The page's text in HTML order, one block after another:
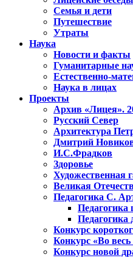
Семья и дети
Путешествие
Утраты
Наука
Новости и факты
Гуманитарные
Естественно-
Наука в лицах
Проекты
Архив «Лицея».
Русский Север
Архитектура
Дмитрий
И.С.Фрадков
Здоровье
Художественная
Великая
Педагогика С.
Педагогика
Конкурс
Конкурс «Во весь
Конкурс новой